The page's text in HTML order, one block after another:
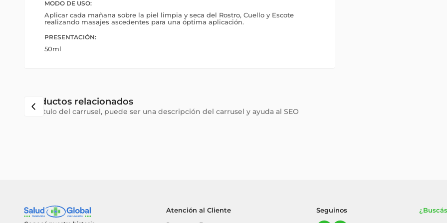
MODO DE USO:
Aplicar cada mañana sobre la piel limpia y seca del Rostro, Cuello y Escote
realizando masajes ascedentes para una óptima aplicación.
PRESENTACIÓN:
50ml
Productos relacionados
Subtítulo del carrusel, puede ser una descripción del carrusel y ayuda al SEO
Atención al Cliente Seguinos